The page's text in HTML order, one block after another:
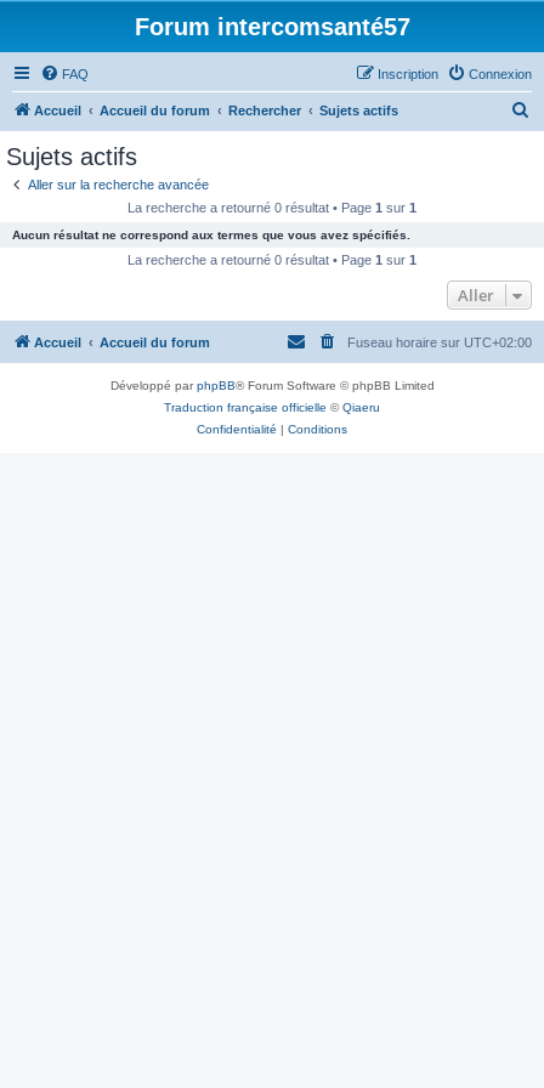
Forum intercomsanté57
FAQ Connexion
Inscription
Accueil Accueil du forum Rechercher Sujets actifs
c
e
Sujets actifs
Aller sur la recherche avancée
La recherche a retourné 0 résultat • Page 1 sur 1
Aucun résultat ne correspond aux termes que vous avez spécifiés.
La recherche a retourné 0 résultat • Page 1 sur 1
Aller
Accueil Accueil du forum Fuseau horaire sur UTC+02:00
Développé parphpBB® Forum Software © phpBB Limited
Traduction française officielle ©Qiaeru
Confidentialité | Conditions